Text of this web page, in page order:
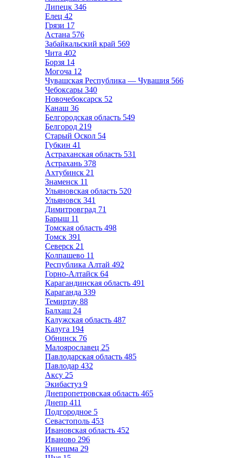
Липецк 346
Елец 42
Грязи 17
Астана 576
Забайкальский край 569
Чита 402
Борзя 14
Могоча 12
Чувашская Республика — Чувашия 566
Чебоксары 340
Новочебоксарск 52
Канаш 36
Белгородская область 549
Белгород 219
Старый Оскол 54
Губкин 41
Астраханская область 531
Астрахань 378
Ахтубинск 21
Знаменск 11
Ульяновская область 520
Ульяновск 341
Димитровград 71
Барыш 11
Томская область 498
Томск 391
Северск 21
Колпашево 11
Республика Алтай 492
Горно-Алтайск 64
Карагандинская область 491
Караганда 339
Темиртау 88
Балхаш 24
Калужская область 487
Калуга 194
Обнинск 76
Малоярославец 25
Павлодарская область 485
Павлодар 432
Аксу 25
Экибастуз 9
Днепропетровская область 465
Днепр 411
Подгородное 5
Севастополь 453
Ивановская область 452
Иваново 296
Кинешма 29